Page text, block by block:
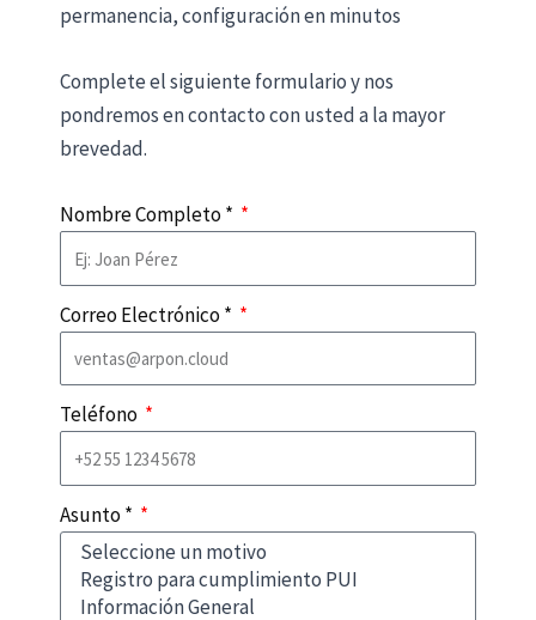
permanencia, configuración en minutos
Complete el siguiente formulario y nos
pondremos en contacto con usted a la mayor
brevedad.
Nombre Completo *
Correo Electrónico *
Teléfono
Asunto *